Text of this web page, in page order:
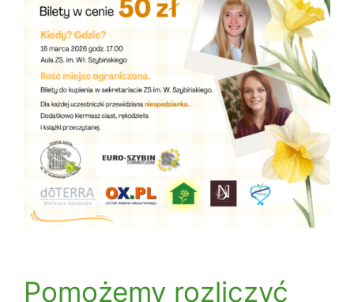
Pomożemy rozliczyć